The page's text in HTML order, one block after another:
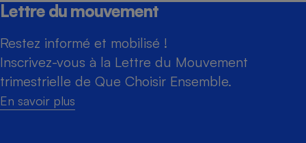
Lettre du mouvement
Restez informé et mobilisé !
Inscrivez-vous à la Lettre du Mouvement
trimestrielle de Que Choisir Ensemble.
En savoir plus